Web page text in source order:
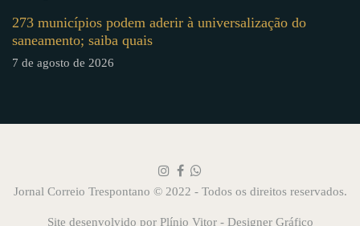
273 municípios podem aderir à universalização do
saneamento; saiba quais
7 de agosto de 2026
Jornal Correio Trespontano © 2022 - Todos os direitos reservados.
Site desenvolvido por Plínio Vitor - Designer Gráfico